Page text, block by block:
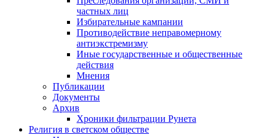
частных лиц
Избирательные кампании
Противодействие неправомерному
антиэкстремизму
Иные государственные и общественные
действия
Мнения
Публикации
Документы
Архив
Хроники фильтрации Рунета
Религия в светском обществе